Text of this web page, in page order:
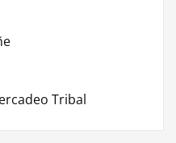
Tribal